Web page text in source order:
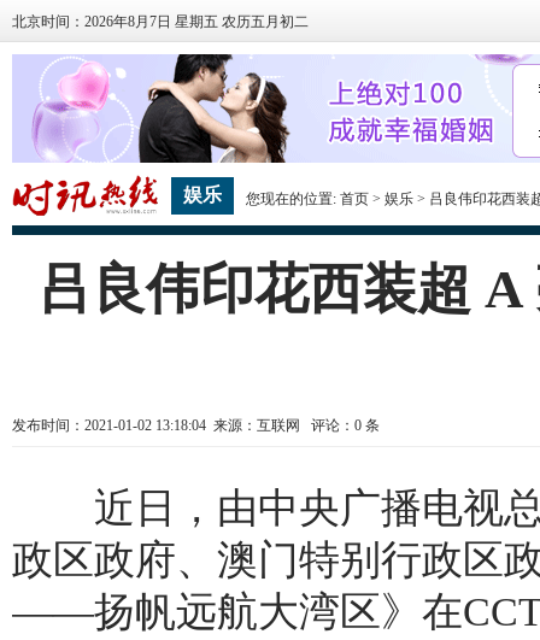
北京时间：2026年8月7日 星期五 农历五月初二
娱乐 您现在的位置: 首页> 娱乐> 吕良伟印花西装
吕良伟印花西装超
发布时间：2021-01-02 13:18:04 来源：互联网 评论： 0 条
近日，由中央广播电视总
政区政府、澳门特别行政区
——扬帆远航大湾区》在